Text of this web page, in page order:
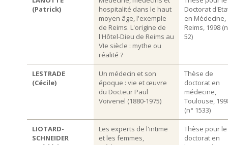
(Patrick)
hospitalité dans le haut
moyen âge, l'exemple
de Reims. L'origine de
l'Hôtel-Dieu de Reims au
VIe siècle : mythe ou
réalité ?
Doctorat
en Médecine,
Reims, 1998
52)
LESTRADE
(Cécile)
Un médecin et son
époque : vie et œuvre
du Docteur Paul
Voivenel (1880-1975)
Thèse de
doctorat en
médecine,
Toulouse,
(n° 1533)
LIOTARD-
SCHNEIDER
Les experts de l'intime
et les femmes,
Thèse pour le
doctorat en